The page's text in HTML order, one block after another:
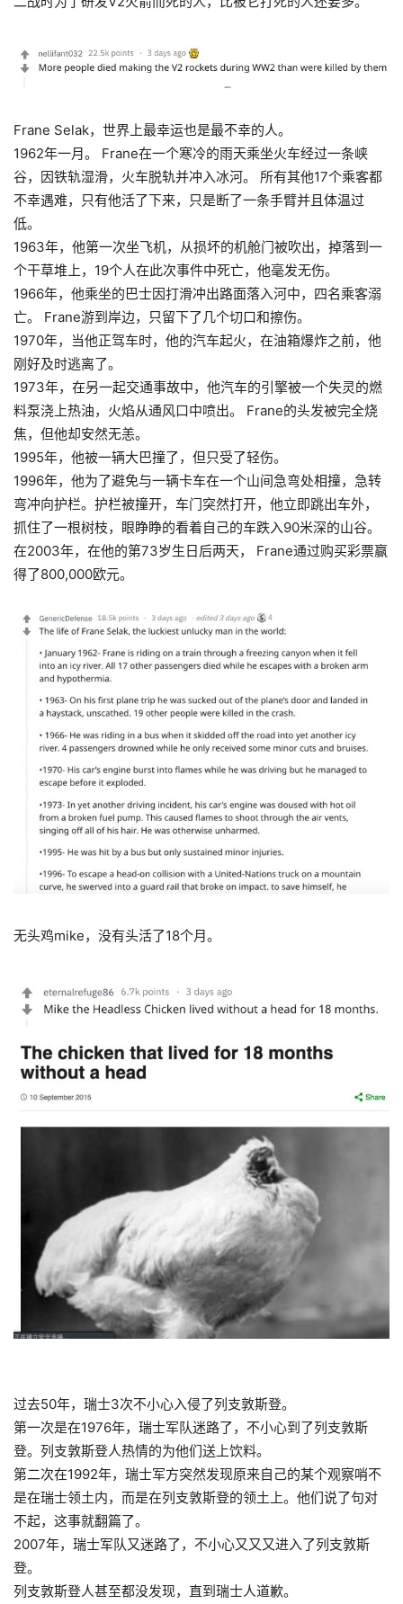
Frane Selak，世界上最幸运也是最不幸的人。
1962年一月。 Frane在一个寒冷的雨天乘坐火车经过一条峡
谷，因铁轨湿滑，火车脱轨并冲入冰河。 所有其他17个乘客都
不幸遇难，只有他活了下来，只是断了一条手臂并且体温过
低。
1963年，他第一次坐飞机，从损坏的机舱门被吹出，掉落到一
个干草堆上，19个人在此次事件中死亡，他毫发无伤。
1966年，他乘坐的巴士因打滑冲出路面落入河中，四名乘客溺
亡。 Frane游到岸边，只留下了几个切口和擦伤。
1970年，当他正驾车时，他的汽车起火，在油箱爆炸之前，他
刚好及时逃离了。
1973年，在另一起交通事故中，他汽车的引擎被一个失灵的燃
料泵浇上热油，火焰从通风口中喷出。 Frane的头发被完全烧
焦，但他却安然无恙。
1995年，他被一辆大巴撞了，但只受了轻伤。
1996年，他为了避免与一辆卡车在一个山间急弯处相撞，急转
弯冲向护栏。护栏被撞开，车门突然打开，他立即跳出车外，
抓住了一根树枝，眼睁睁的看着自己的车跌入90米深的山谷。
在2003年，在他的第73岁生日后两天， Frane通过购买彩票赢
得了800,000欧元。
无头鸡mike，没有头活了18个月。
过去50年，瑞士3次不小心入侵了列支敦斯登。
第一次是在1976年，瑞士军队迷路了，不小心到了列支敦斯
登。列支敦斯登人热情的为他们送上饮料。
第二次在1992年，瑞士军方突然发现原来自己的某个观察哨不
是在瑞士领土内，而是在列支敦斯登的领土上。他们说了句对
不起，这事就翻篇了。
2007年，瑞士军队又迷路了，不小心又又又进入了列支敦斯
登。
列支敦斯登人甚至都没发现，直到瑞士人道歉。